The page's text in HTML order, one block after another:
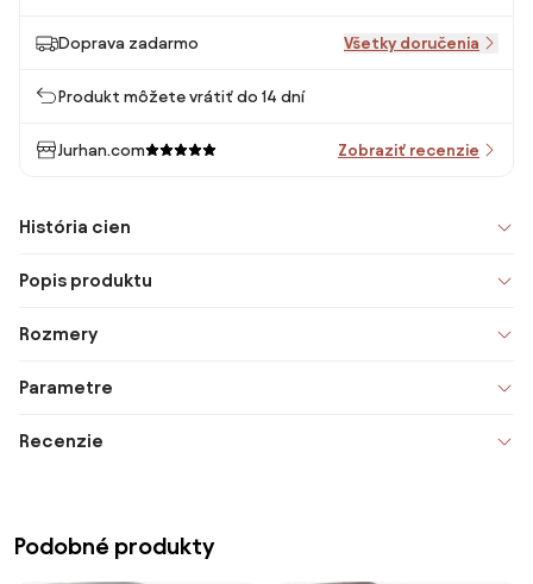
Doprava zadarmo Všetky doručenia
Produkt môžete vrátiť do 14 dní
Jurhan.com Zobraziť recenzie
História cien
Popis produktu
Rozmery
Parametre
Recenzie
Podobné produkty